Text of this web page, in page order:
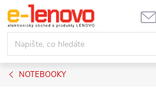
Přejít
na
obsah
NOTEBOOKY